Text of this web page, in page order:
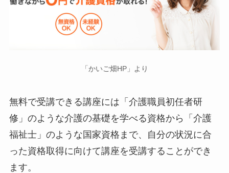
「かいご畑HP」より
無料で受講できる講座には「介護職員初任者研
修」のような介護の基礎を学べる資格から「介護
福祉士」のような国家資格まで、自分の状況に合
った資格取得に向けて講座を受講することができ
ます。